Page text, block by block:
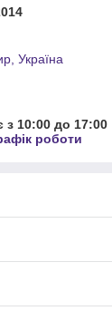
Україна
з 10:00 до 17:00
роботи